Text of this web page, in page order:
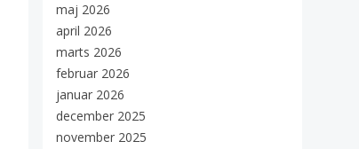
maj 2026
april 2026
marts 2026
februar 2026
januar 2026
december 2025
november 2025